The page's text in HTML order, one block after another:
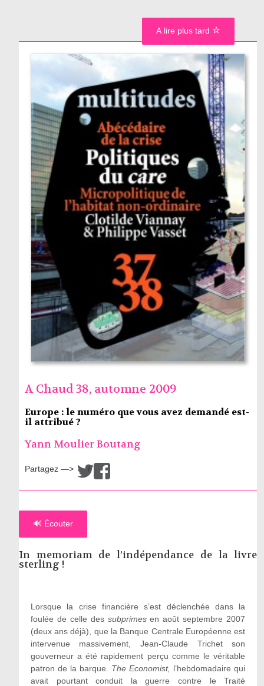
A Chaud 38, automne 2009
Europe : le numéro que vous avez demandé est-
il attribué ?
Yann Moulier Boutang
Partagez —> /
🔊 Écouter
In memoriam de l’indépendance de la livre
sterling !
Lorsque la crise financière s’est déclenchée dans la
foulée de celle des subprimesen août septembre 2007
(deux ans déjà), que la Banque Centrale Européenne est
intervenue massivement, Jean-Claude Trichet son
gouverneur a été rapidement perçu comme le véritable
patron de la barque. The Economist, l’hebdomadaire qui
avait pourtant conduit la guerre contre le Traité
A lire plus tard